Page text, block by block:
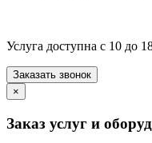
Услуга доступна с 10 до
×
Заказ услуг и